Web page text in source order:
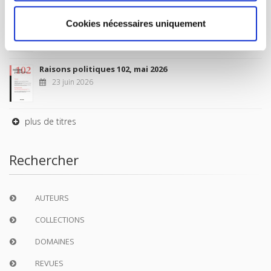
Cookies nécessaires uniquement
Sociétés contemporaines 139, 2025
6 juil. 2026
Raisons politiques 102, mai 2026
23 juin 2026
plus de titres
Rechercher
AUTEURS
COLLECTIONS
DOMAINES
REVUES